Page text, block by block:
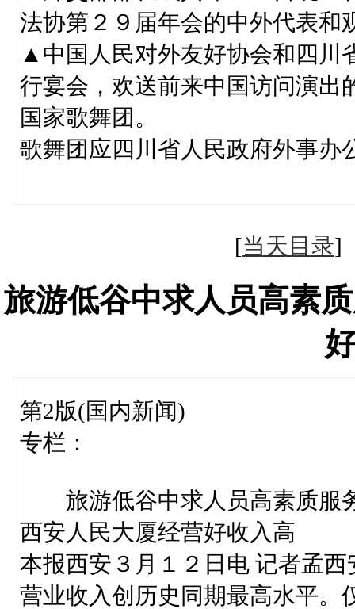
法协第２９届年会的中外代表和
▲中国人民对外友好协会和四川
行宴会，欢送前来中国访问演出
国家歌舞团。
歌舞团应四川省人民政府外事办
[当天目录
旅游低谷中求人员高素
第2版(国内新闻)
专栏：
旅游低谷中求人员高素质服
西安人民大厦经营好收入高
本报西安３月１２日电 记者孟
营业收入创历史同期最高水平。